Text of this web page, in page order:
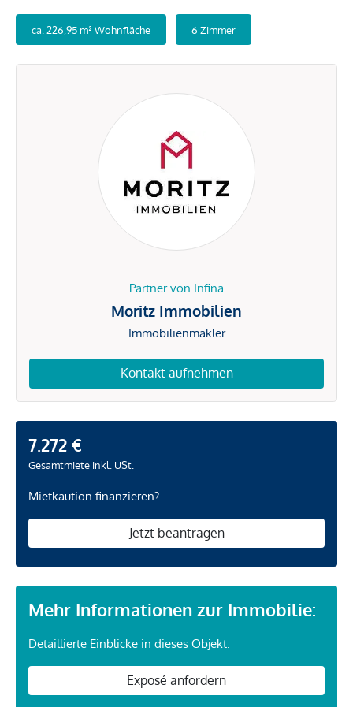
ca. 226,95 m² Wohnfläche 6 Zimmer
Partner von Infina
Moritz Immobilien
Immobilienmakler
Kontakt aufnehmen
7.272 €
Gesamtmiete inkl. USt.
Mietkaution finanzieren?
Jetzt beantragen
Mehr Informationen zur Immobilie:
Detaillierte Einblicke in dieses Objekt.
Exposé anfordern